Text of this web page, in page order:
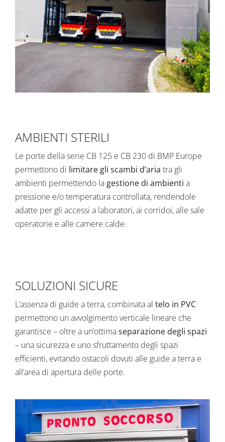
AMBIENTI STERILI
Le porte della serie CB 125 e CB 230 di BMP Europe
permettono di limitare gli scambi d’aria tra gli
ambienti permettendo la gestione di ambienti a
pressione e/o temperatura controllata, rendendole
adatte per gli accessi a laboratori, ai corridoi, alle sale
operatorie e alle camere calde.
SOLUZIONI SICURE
L’assenza di guide a terra, combinata al telo in PVC
permettono un avvolgimento verticale lineare che
garantisce – oltre a un’ottimaseparazione degli spazi
– una sicurezza e uno sfruttamento degli spazi
efficienti, evitando ostacoli dovuti alle guide a terra e
all’area di apertura delle porte.